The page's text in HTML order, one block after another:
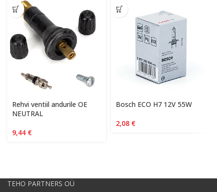
Rehvi ventiil andurile OE
NEUTRAL
9,44 €
Bosch ECO H7 12V 55W
2,08 €
TEHO PARTNERS OÜ